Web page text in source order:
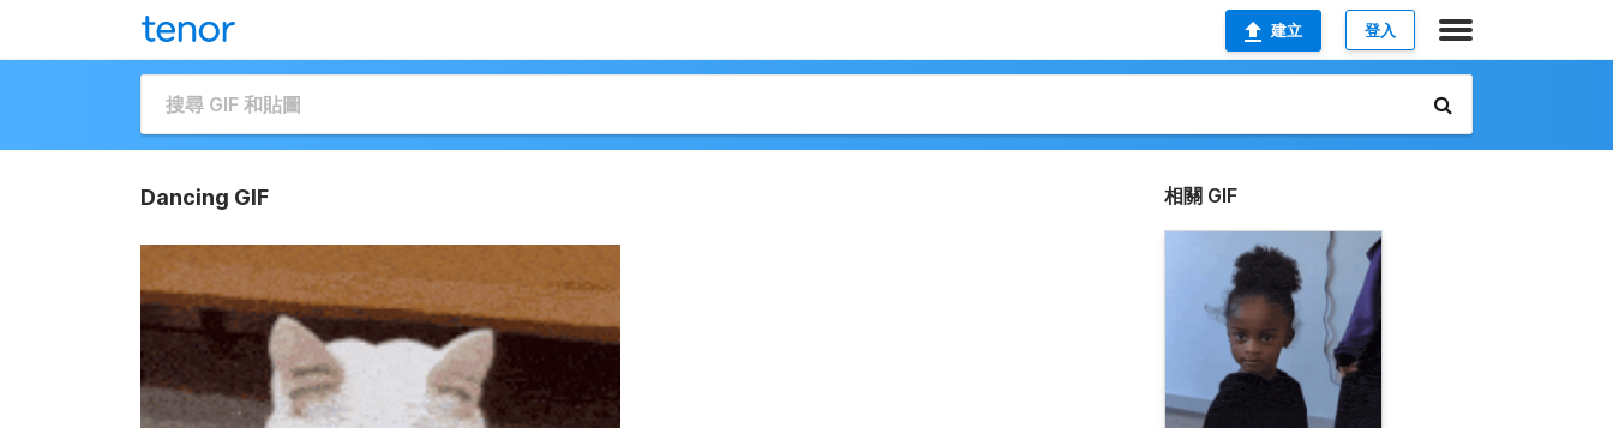
建立 登入
Dancing GIF 相關 GIF